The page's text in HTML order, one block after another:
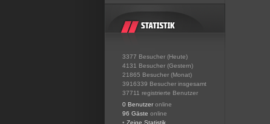
3377 Besucher (Heute)
4131 Besucher (Gestern)
21865 Besucher (Monat)
3916339 Besucher insgesamt
37711 registrierte Benutzer
0 Benutzer online
96 Gäste online
• Zeige Statistik